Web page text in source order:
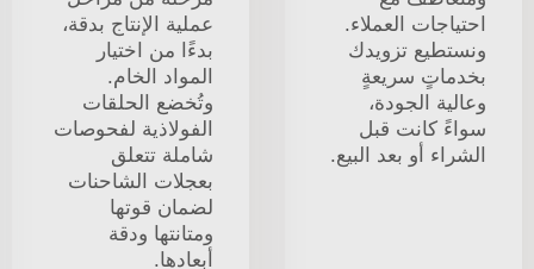
احتياجات العملاء.
ونستطيع تزويدك
بخدماتٍ سريعةٍ
وعالية الجودة،
سواءً كانت قبل
الشراء أو بعد البيع.
عملية الإنتاج بدقة،
بدءًا من اختيار
المواد الخام.
وتُخضع الحلقات
الفولاذية لفحوصات
شاملة تتعلق
بعجلات الشاحنات
لضمان قوتها
ومتانتها ودقة
أبعادها.